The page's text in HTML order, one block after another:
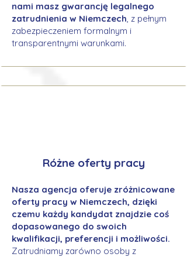
nami masz gwarancję legalnego
zatrudnienia w Niemczech, z pełnym
zabezpieczeniem formalnym i
transparentnymi warunkami.
Różne oferty pracy
Nasza agencja oferuje zróżnicowane
oferty pracy w Niemczech, dzięki
czemu każdy kandydat znajdzie coś
dopasowanego do swoich
kwalifikacji, preferencji i możliwości.
Zatrudniamy zarówno osoby z